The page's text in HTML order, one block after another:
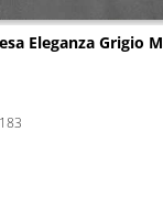
Eleganza Grigio